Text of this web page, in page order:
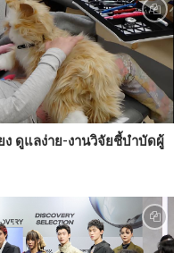
ง ดูแลง่าย-งานวิจัยชี้บำบัดผู้